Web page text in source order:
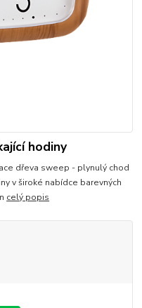
hodiny
dřeva sweep - plynulý chod
v široké nabídce barevných
celý popis